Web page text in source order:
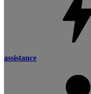
assistance